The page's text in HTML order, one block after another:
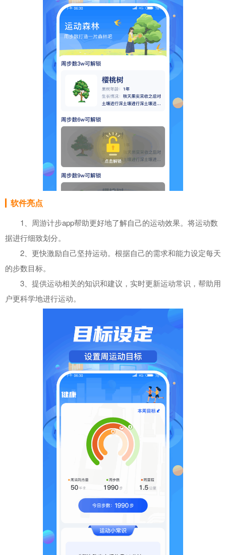
软件亮点
1、周游计步app帮助更好地了解自己的运动效果。将运动数
据进行细致划分。
2、更快激励自己坚持运动。根据自己的需求和能力设定每天
的步数目标。
3、提供运动相关的知识和建议，实时更新运动常识，帮助用
户更科学地进行运动。